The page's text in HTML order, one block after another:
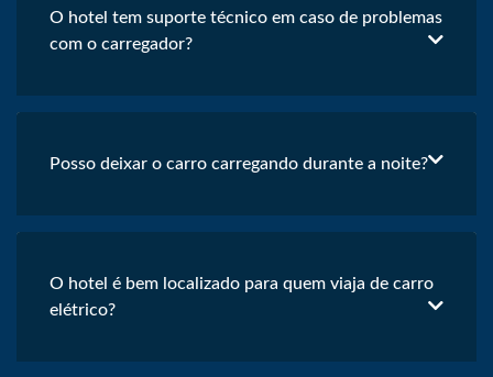
O hotel tem suporte técnico em caso de problemas
com o carregador?
Posso deixar o carro carregando durante a noite?
O hotel é bem localizado para quem viaja de carro
elétrico?